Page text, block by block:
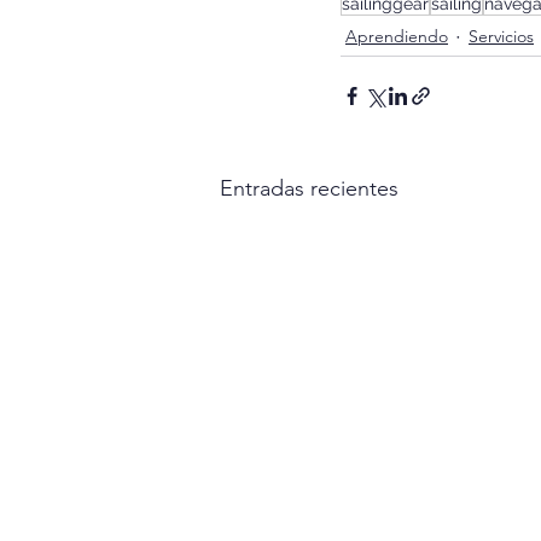
Aprendiendo Servicios
Entradas recientes